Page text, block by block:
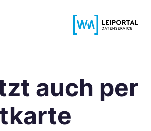
auch per